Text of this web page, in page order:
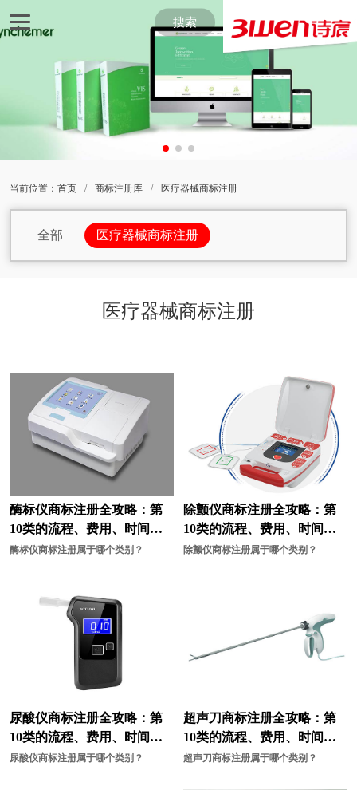
搜索
当前位置： 首页 / 商标注册库 / 医疗器械商标注册
全部 医疗器械商标注册
办公家具商标注册 办公设备商标注册
宠物用品商标注册 床上用品商标注册
茶具商标注册 厨具商标注册
电子产品商标注册 灯商标注册
店商标注册 电动工具商标注册
电池商标注册 服装商标注册
罐头商标注册
工具商标注册
工业机器商标注册
航空航天装备商标注册 花商标注册
医疗器械商标注册
酶标仪商标注册全攻略：第
10类的流程、费用、时间、
资料与有效期
酶标仪商标注册属于哪个类别？
除颤仪商标注册全攻略：第
10类的流程、费用、时间、
资料与有效期
除颤仪商标注册属于哪个类别？
尿酸仪商标注册全攻略：第
10类的流程、费用、时间、
资料与有效期
尿酸仪商标注册属于哪个类别？
超声刀商标注册全攻略：第
10类的流程、费用、时间、
资料与有效期
超声刀商标注册属于哪个类别？